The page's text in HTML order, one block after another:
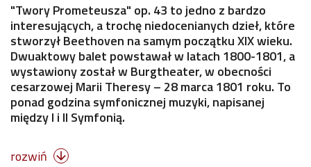
"Twory Prometeusza" op. 43 to jedno z bardzo
interesujących, a trochę niedocenianych dzieł, które
stworzył Beethoven na samym początku XIX wieku.
Dwuaktowy balet powstawał w latach 1800-1801, a
wystawiony został w Burgtheater, w obecności
cesarzowej Marii Theresy – 28 marca 1801 roku. To
ponad godzina symfonicznej muzyki, napisanej
między I i II Symfonią.
rozwiń 